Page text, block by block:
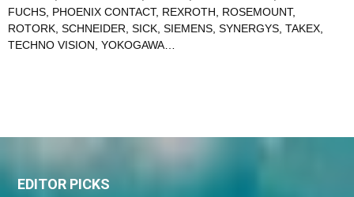
FUCHS, PHOENIX CONTACT, REXROTH, ROSEMOUNT,
ROTORK, SCHNEIDER, SICK, SIEMENS, SYNERGYS, TAKEX,
TECHNO VISION, YOKOGAWA…
EDITOR PICKS